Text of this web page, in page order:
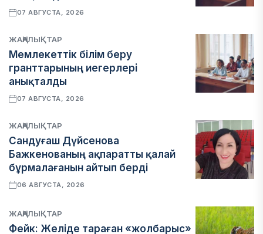
07 АВГУСТА, 2026
ЖАҢАЛЫҚТАР
Мемлекеттік білім беру
гранттарының иегерлері
анықталды
07 АВГУСТА, 2026
ЖАҢАЛЫҚТАР
Сандуғаш Дүйсенова
Бажкенованың ақпаратты қалай
бұрмалағанын айтып берді
06 АВГУСТА, 2026
ЖАҢАЛЫҚТАР
Фейк: Желіде тараған «жолбарыс»